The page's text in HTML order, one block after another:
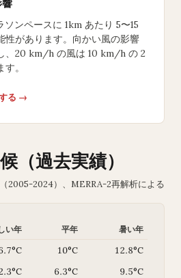
響
ンペースに 1km あたり 5〜15
性があります。向かい風の影響
、20 km/h の風は 10 km/h の 2
。
る →
（過去実績）
2005-2024）、MERRA-2再解析による
い年 平年 暑い年
10°C
12.8°C
6.3°C 9.5°C